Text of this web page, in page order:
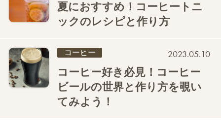
夏におすすめ！コーヒートニ
ックのレシピと作り方
コーヒー 2023.05.10
コーヒー好き必見！コーヒー
ビールの世界と作り方を覗い
てみよう！